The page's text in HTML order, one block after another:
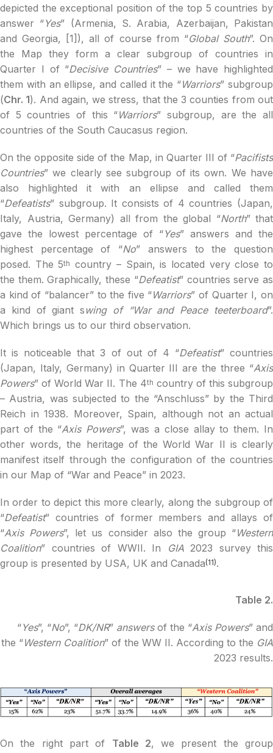
depicted the exceptional position of the top 5 countries by
answer “Yes” (Armenia, S. Arabia, Azerbaijan, Pakistan
and Georgia, [1]), all of course from “Global South”. On
the Map they form a clear subgroup of countries in
Quarter I of “Decisive Countries” – we have highlighted
them with an ellipse, and called it the “Warriors” subgroup
(Chr. 1). And again, we stress, that the 3 counties from out
of 5 countries of this “Warriors” subgroup, are the all
countries of the South Caucasus region.
On the opposite side of the Map, in Quarter III of “Pacifists
Countries” we clearly see subgroup of its own. We have
also highlighted it with an ellipse and called them
“Defeatists” subgroup. It consists of 4 countries (Japan,
Italy, Austria, Germany) all from the global “North” that
gave the lowest percentage of “Yes” answers and the
highest percentage of “No” answers to the question
posed. The 5th country – Spain, is located very close to
the them. Graphically, these “Defeatist” countries serve as
a kind of “balancer” to the five “Warriors” of Quarter I, on
a kind of giant swing of “War and Peace teeterboard”.
Which brings us to our third observation.
It is noticeable that 3 of out of 4 “Defeatist” countries
(Japan, Italy, Germany) in Quarter III are the three “Axis
Powers” of World War II. The 4th country of this subgroup
– Austria, was subjected to the “Anschluss” by the Third
Reich in 1938. Moreover, Spain, although not an actual
part of the “Axis Powers”, was a close allay to them. In
other words, the heritage of the World War II is clearly
manifest itself through the configuration of the countries
in our Map of “War and Peace” in 2023.
In order to depict this more clearly, along the subgroup of
“Defeatist” countries of former members and allays of
“Axis Powers”, let us consider also the group “Western
Coalition” countries of WWII. In GIA2023 survey this
group is presented by USA, UK and Canada(11).
Table 2.
“Yes”, “No”, “DK/NR” answersof the “Axis Powers” and
the “Western Coalition” of the WW II. According to the GIA
2023 results.
On the right part of Table 2, we present the group